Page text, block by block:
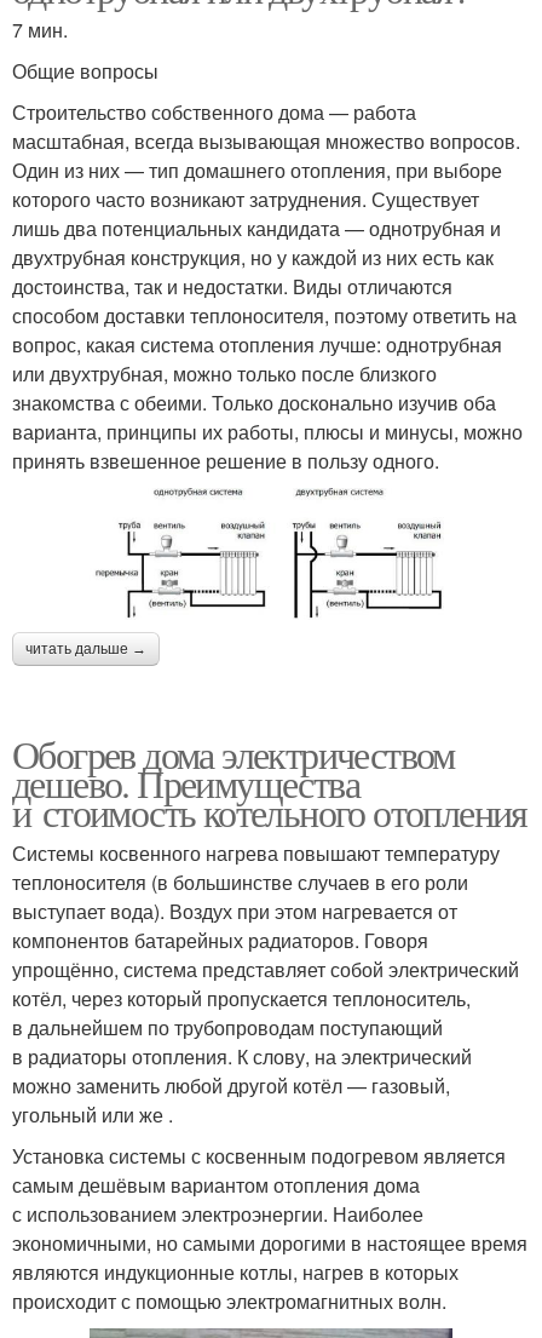
7 мин.
Общие вопросы
Строительство собственного дома — работа
масштабная, всегда вызывающая множество вопросов.
Один из них — тип домашнего отопления, при выборе
которого часто возникают затруднения. Существует
лишь два потенциальных кандидата — однотрубная и
двухтрубная конструкция, но у каждой из них есть как
достоинства, так и недостатки. Виды отличаются
способом доставки теплоносителя, поэтому ответить на
вопрос, какая система отопления лучше: однотрубная
или двухтрубная, можно только после близкого
знакомства с обеими. Только досконально изучив оба
варианта, принципы их работы, плюсы и минусы, можно
принять взвешенное решение в пользу одного.
читать дальше →
Обогрев дома электричеством
дешево. Преимущества
и стоимость котельного отопления
Системы косвенного нагрева повышают температуру
теплоносителя (в большинстве случаев в его роли
выступает вода). Воздух при этом нагревается от
компонентов батарейных радиаторов. Говоря
упрощённо, система представляет собой электрический
котёл, через который пропускается теплоноситель,
в дальнейшем по трубопроводам поступающий
в радиаторы отопления. К слову, на электрический
можно заменить любой другой котёл — газовый,
угольный или же .
Установка системы с косвенным подогревом является
самым дешёвым вариантом отопления дома
с использованием электроэнергии. Наиболее
экономичными, но самыми дорогими в настоящее время
являются индукционные котлы, нагрев в которых
происходит с помощью электромагнитных волн.